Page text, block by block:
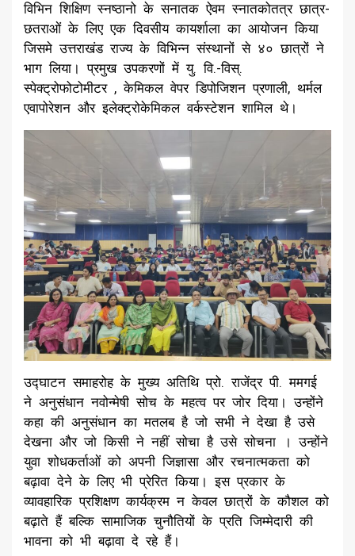
विभिन शिक्षिण स्नष्ठानो के सनातक ऐवम स्नातकोतत्र छात्र-
छतराओं के लिए एक दिवसीय कायर्शाला का आयोजन किया
जिसमे उत्तराखंड राज्य के विभिन्न संस्थानों से ४० छात्रों ने
भाग लिया। प्रमुख उपकरणों में यु. वि.-विस्.
स्पेक्ट्रोफोटोमीटर , केमिकल वेपर डिपोजिशन प्रणाली, थर्मल
एवापोरेशन और इलेक्ट्रोकेमिकल वर्कस्टेशन शामिल थे।
उद्घाटन समाहरोह के मुख्य अतिथि प्रो. राजेंद्र पी. ममगई
ने अनुसंधान नवोन्मेषी सोच के महत्व पर जोर दिया। उन्होंने
कहा की अनुसंधान का मतलब है जो सभी ने देखा है उसे
देखना और जो किसी ने नहीं सोचा है उसे सोचना । उन्होंने
युवा शोधकर्ताओं को अपनी जिज्ञासा और रचनात्मकता को
बढ़ावा देने के लिए भी प्रेरित किया। इस प्रकार के
व्यावहारिक प्रशिक्षण कार्यक्रम न केवल छात्रों के कौशल को
बढ़ाते हैं बल्कि सामाजिक चुनौतियों के प्रति जिम्मेदारी की
भावना को भी बढ़ावा दे रहे हैं।